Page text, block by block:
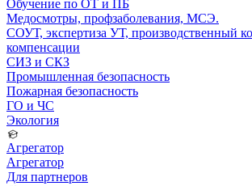
Обучение по ОТ и ПБ
Медосмотры, профзаболевания, МСЭ.
СОУТ, экспертиза УТ, производственный
компенсации
СИЗ и СКЗ
Промышленная безопасность
Пожарная безопасность
ГО и ЧС
Экология
Агрегатор
Агрегатор
Для партнеров